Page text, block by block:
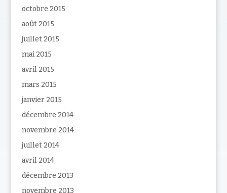
octobre 2015
août 2015
juillet 2015
mai 2015
avril 2015
mars 2015
janvier 2015
décembre 2014
novembre 2014
juillet 2014
avril 2014
décembre 2013
novembre 2013